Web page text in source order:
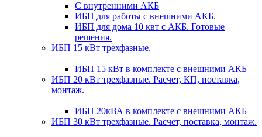
С внутренними АКБ
ИБП для работы с внешними АКБ.
ИБП для дома 10 квт с АКБ. Готовые
решения.
ИБП 15 кВт трехфазные.
ИБП 15 кВт в комплекте с внешними АКБ
ИБП 20 кВт трехфазные. Расчет, КП, поставка,
монтаж.
ИБП 20кВА в комплекте с внешними АКБ
ИБП 30 кВт трехфазные. Расчет, поставка, монтаж.